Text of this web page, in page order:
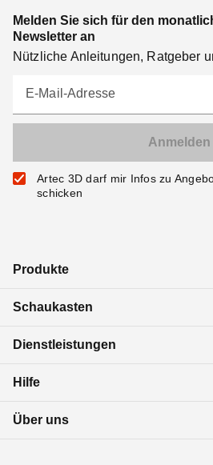
Melden Sie sich für den
Newsletter an
Nützliche Anleitungen, Ratgeber
E-Mail-Adresse
Artec 3D darf mir Infos zu
schicken
Produkte
Schaukasten
Dienstleistungen
Hilfe
Über uns